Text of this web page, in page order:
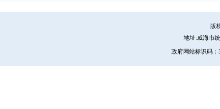
版
地址:威海市
政府网站标识码：